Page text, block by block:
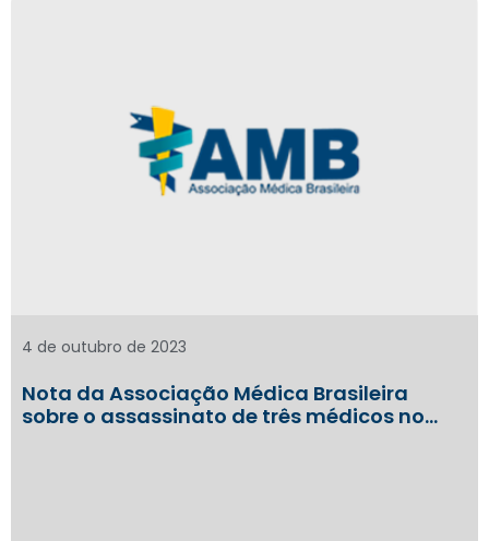
Nota da Associação Médica Brasileira
sobre o assassinato de três médicos no…
4 de outubro de 2023